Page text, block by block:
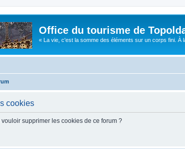
Office du tourisme de
« La vie, c'est la somme des éléments sur un corps fini. À
cookies
vouloir supprimer les cookies de ce forum ?